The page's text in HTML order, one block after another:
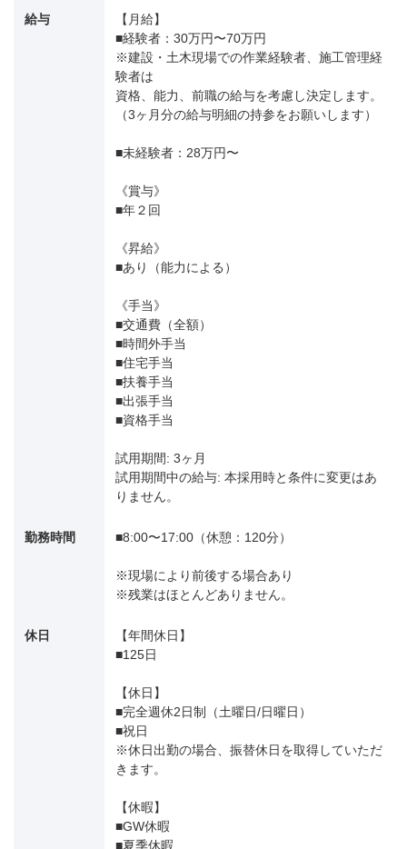
給与
【月給】
■経験者：30万円〜70万円
※建設・土木現場での作業経験者、施工管理経
験者は
資格、能力、前職の給与を考慮し決定します。
（3ヶ月分の給与明細の持参をお願いします）
■未経験者：28万円〜
《賞与》
■年２回
《昇給》
■あり（能力による）
《手当》
■交通費（全額）
■時間外手当
■住宅手当
■扶養手当
■出張手当
■資格手当
試用期間: 3ヶ月
試用期間中の給与: 本採用時と条件に変更はあ
りません。
勤務時間 ■8:00〜17:00（休憩：120分）
※現場により前後する場合あり
※残業はほとんどありません。
休日
【年間休日】
■125日
【休日】
■完全週休2日制（土曜日/日曜日）
■祝日
※休日出勤の場合、振替休日を取得していただ
きます。
【休暇】
■GW休暇
■夏季休暇